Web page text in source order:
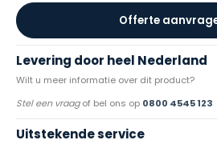
Offerte
Levering door heel Nederland
Wilt u meer informatie over dit product?
Stel een vraagof bel ons op 0800 4545 123
Uitstekende service